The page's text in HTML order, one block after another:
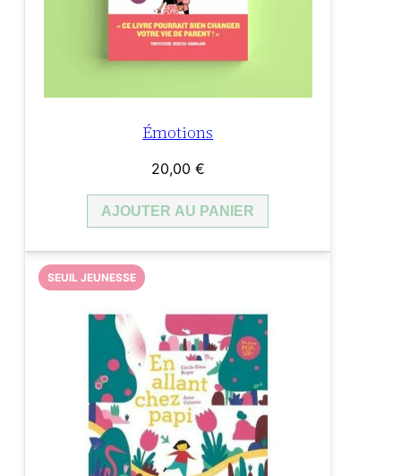
Émotions
20,00 €
AJOUTER AU PANIER
SEUIL JEUNESSE